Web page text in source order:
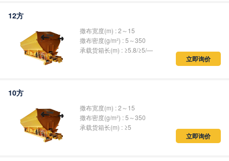
12方
撒布宽度(m) : 2～15
撒布密度(g/m²) : 5～350
承载货箱长(m) : ≥5.8/≥5/—
立即询价
10方
撒布宽度(m) : 2～15
撒布密度(g/m²) : 5～350
承载货箱长(m) : ≥5
立即询价